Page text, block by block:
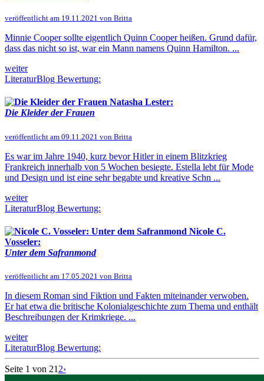
veröffentlicht am 19.11.2021 von Britta
Minnie Cooper sollte eigentlich Quinn Cooper heißen. Grund dafür,
dass das nicht so ist, war ein Mann namens Quinn Hamilton. ...
weiter
LiteraturBlog Bewertung:
Natasha Lester:
Die Kleider der Frauen
veröffentlicht am 09.11.2021 von Britta
Es war im Jahre 1940, kurz bevor Hitler in einem Blitzkrieg
Frankreich innerhalb von 5 Wochen besiegte. Estella lebt für Mode
und Design und ist eine sehr begabte und kreative Schn ...
weiter
LiteraturBlog Bewertung:
Nicole C.
Vosseler:
Unter dem Safranmond
veröffentlicht am 17.05.2021 von Britta
In diesem Roman sind Fiktion und Fakten miteinander verwoben.
Er hat etwa die britische Kolonialgeschichte zum Thema und enthält
Beschreibungen der Krimkriege. ...
weiter
LiteraturBlog Bewertung:
Seite 1 von 21 2›